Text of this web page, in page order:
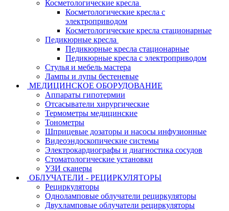
Косметологические кресла
Косметологические кресла с
электроприводом
Косметологические кресла стационарные
Педикюрные кресла
Педикюрные кресла стационарные
Педикюрные кресла с электроприводом
Стулья и мебель мастера
Лампы и лупы бестеневые
МЕДИЦИНСКОЕ ОБОРУДОВАНИЕ
Аппараты гипотермии
Отсасыватели хирургические
Термометры медицинские
Тонометры
Шприцевые дозаторы и насосы инфузионные
Видеоэндоскопические системы
Электрокардиографы и диагностика сосудов
Стоматологические установки
УЗИ сканеры
ОБЛУЧАТЕЛИ - РЕЦИРКУЛЯТОРЫ
Рециркуляторы
Одноламповые облучатели рециркуляторы
Двухламповые облучатели рециркуляторы